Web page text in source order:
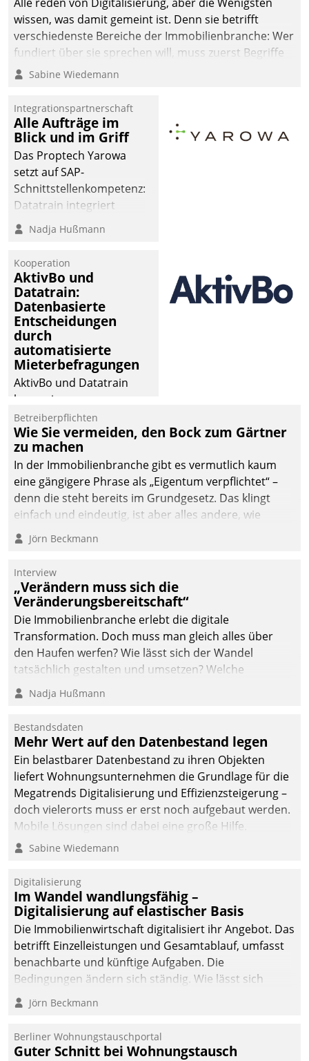
wissen, was damit gemeint ist. Denn sie betrifft
verschiedenste Bereiche der Immobilienbranche: Wer
fundiert über sie sprechen will, muss zuerst Begriffe
klären. Ein Aspekt ist die betriebliche Optimierung:
Einsparungen durch optimierte und automatisierte
Prozesse. Doch man darf nicht zu viel erwarten: Allein
mit der Einführung einer neuen Software ist es nicht
getan. Die Digitalisierung erfordert von Unternehmen
die Bereitschaft, sich zu überprüfen, zu hinterfragen
und zu verändern.
Sabine Wiedemann
Integrationspartnerschaft
Alle Aufträge im
Blick und im Griff
Das Proptech Yarowa
setzt auf SAP-
Schnittstellenkompetenz:
Datatrain integriert
Yarowas Portal zur
Vergabe und Verwaltung
operativen
Instandhaltung in die
SAP-Systemlandschaft
deutscher
Wohnungsunternehmen
– und beschleunigt damit
den Weg vom
Mieteranliegen zum
Nadja Hußmann
Kooperation
AktivBo und
Datatrain:
Datenbasierte
Entscheidungen
durch
automatisierte
Mieterbefragungen
AktivBo und Datatrain
kooperieren –
Immobilienunternehmen
profitieren: Die nahtlose
Integration der Lösungen
von AktivBo und
Datatrain ermöglicht
automatisiert ausgelöste,
zielgerichtete
Mieterbefragungen – eine
starke Grundlage für
intelligente,
datengestützte
Entscheidungen.
Betreiberpflichten
Wie Sie vermeiden, den Bock zum Gärtner
zu machen
In der Immobilienbranche gibt es vermutlich kaum
eine gängigere Phrase als „Eigentum verpflichtet“ –
denn die steht bereits im Grundgesetz. Das klingt
einfach und eindeutig, ist aber alles andere, wie
Branchenbeschäftigte wissen. Denn mit der
Verantwortung folgen Verpflichtungen.
Jörn Beckmann
Interview
„Verändern muss sich die
Veränderungsbereitschaft“
Die Immobilienbranche erlebt die digitale
Transformation. Doch muss man gleich alles über
den Haufen werfen? Wie lässt sich der Wandel
tatsächlich gestalten und umsetzen? Welche
Argumente zählen wirklich?
Nadja Hußmann
Bestandsdaten
Mehr Wert auf den Datenbestand legen
Ein belastbarer Datenbestand zu ihren Objekten
liefert Wohnungsunternehmen die Grundlage für die
Megatrends Digitalisierung und Effizienzsteigerung –
doch vielerorts muss er erst noch aufgebaut werden.
Mobile Lösungen sind dabei eine große Hilfe.
Sabine Wiedemann
Digitalisierung
Im Wandel wandlungsfähig –
Digitalisierung auf elastischer Basis
Die Immobilienwirtschaft digitalisiert ihr Angebot. Das
betrifft Einzelleistungen und Gesamtablauf, umfasst
benachbarte und künftige Aufgaben. Die
Bedingungen ändern sich ständig. Wie lässt sich
technisch die Kontrolle wahren und zugleich Freiraum
fürs Wachsen öffnen?
Jörn Beckmann
Berliner Wohnungstauschportal
Guter Schnitt bei Wohnungstausch